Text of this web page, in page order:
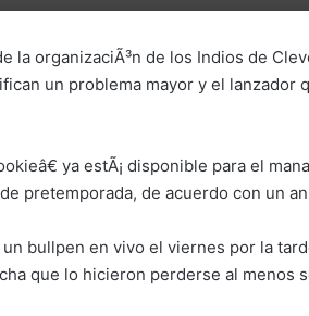
la organizaciÃ³n de los Indios de
un problema mayor y el lanzador
ya estÃ¡ disponible para el
pretemporada, de acuerdo con un
un bullpen en vivo el viernes por la
que lo hicieron perderse al menos